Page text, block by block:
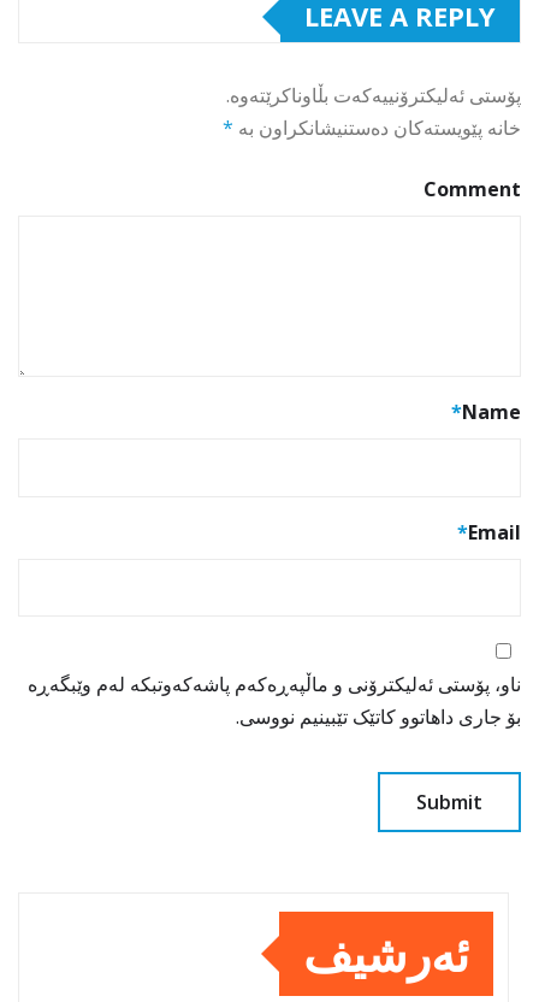
LEAVE A REPLY
پۆستی ئەلیکترۆنییەکەت بڵاوناکرێتەوە.
خانە پێویستەکان دەستنیشانکراون بە *
Comment
Name
*
Email
*
ناو، پۆستی ئەلیکترۆنی و ماڵپەڕەکەم پاشەکەوتبکە لەم وێبگەڕە
بۆ جاری داهاتوو کاتێک تێبینیم نووسی.
ئەرشیف